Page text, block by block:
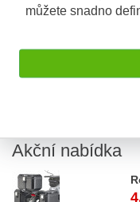
můžete snadno
Komfortní
rukavice.
silikonový povrch
Akční nabídka